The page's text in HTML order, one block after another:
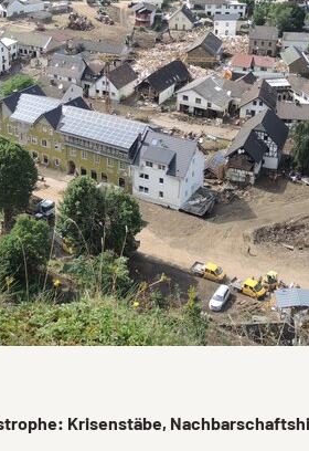
Krisenstäbe,